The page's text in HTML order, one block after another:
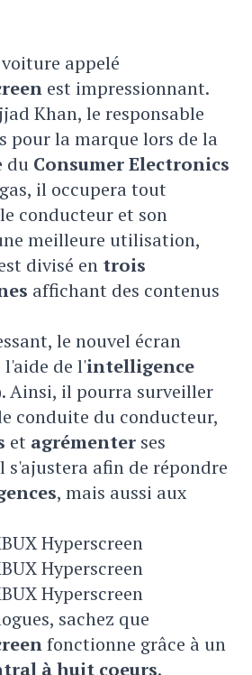
appelé
est impressionnant.
Khan, le responsable
pour la marque lors de la
du Consumer Electronics
il occupera tout
conducteur et son
meilleure utilisation,
divisé en trois
affichant des contenus
le nouvel écran
de l'intelligence
. Ainsi, il pourra surveiller
conduite du conducteur,
et agrémenter ses
s'ajustera afin de répondre
, mais aussi aux
Hyperscreen
Hyperscreen
Hyperscreen
sachez que
fonctionne grâce à un
à huit coeurs.